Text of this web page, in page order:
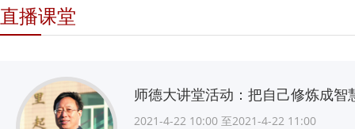
直播课堂
师德大讲堂活动：把自己修炼成智
2021-4-22 10:00 至2021-4-22 11:00